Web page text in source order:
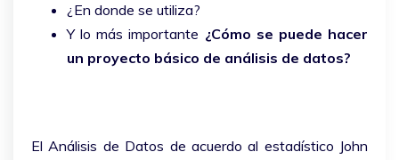
¿En donde se utiliza?
Y lo más importante ¿Cómo se puede hacer
un proyecto básico de análisis de datos?
El Análisis de Datos de acuerdo al estadístico John